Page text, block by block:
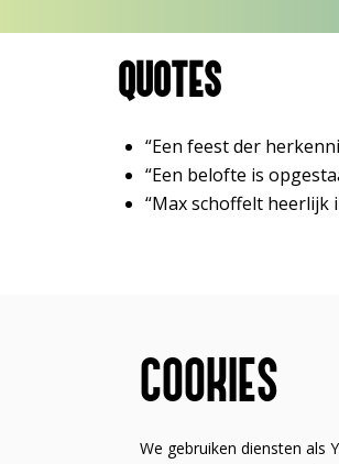
QUOTES
“Een feest der
“Een belofte is
“Max schoffelt heerlijk
COOKIES
We gebruiken diensten als